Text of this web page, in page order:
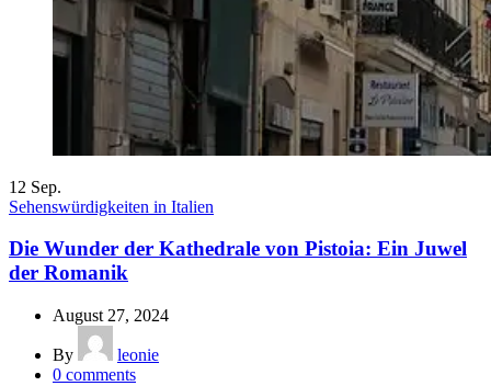
12 Sep.
Sehenswürdigkeiten in Italien
Die Wunder der Kathedrale von Pistoia: Ein Juwel
der Romanik
August 27, 2024
By
leonie
0 comments